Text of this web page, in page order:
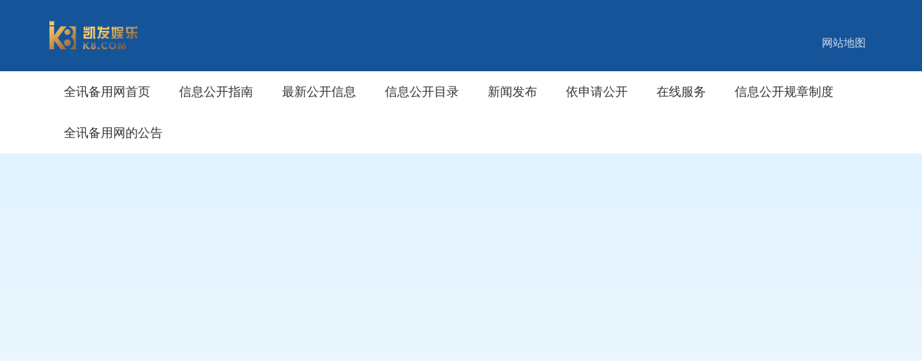
网站地图
全讯备用网首页 信息公开指南 最新公开信息 信息公开目录 新闻发布 依申请公开 在线服务 信息公开规章制度
全讯备用网的公告